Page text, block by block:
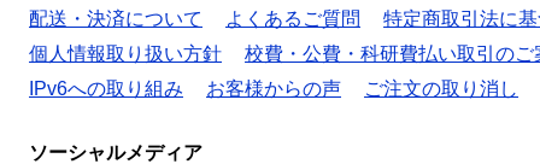
配送・決済について
よくあるご質問
特定商取引法に
個人情報取り扱い方針
校費・公費・科研費払い取引のご
IPv6への取り組み
お客様からの声 ご注文の取り消し
ソーシャルメディア